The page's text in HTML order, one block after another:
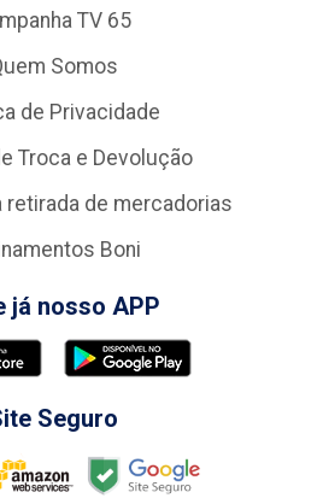
TV 65
Somos
de Privacidade
Troca e Devolução
retirada de mercadorias
Boni
já nosso APP
Seguro